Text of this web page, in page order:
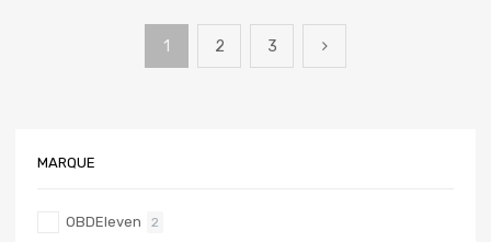
1 2 3
MARQUE
OBDEleven 2